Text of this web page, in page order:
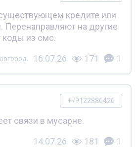
кредите или
Перенаправляют на другие
коды из смс.
16.07.26 171 1
+79122886426
связи в мусарне.
14.07.26 181 1